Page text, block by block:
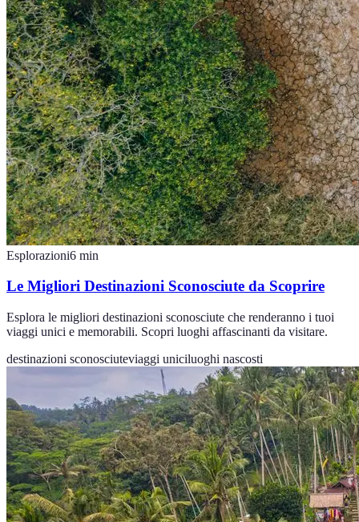
Esplorazioni6 min
Le Migliori Destinazioni Sconosciute da Scoprire
Esplora le migliori destinazioni sconosciute che renderanno i tuoi
viaggi unici e memorabili. Scopri luoghi affascinanti da visitare.
destinazioni sconosciuteviaggi uniciluoghi nascosti